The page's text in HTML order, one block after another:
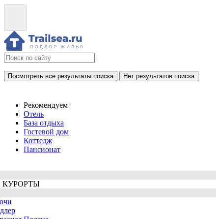
Посмотреть все результаты поиска Нет результатов поиска
Рекомендуем
Отель
База отдыха
Гостевой дом
Коттедж
Пансионат
КУРОРТЫ